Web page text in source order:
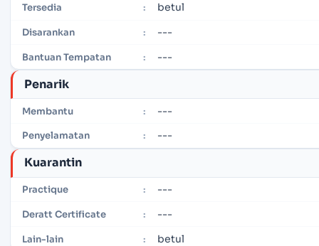
Tersedia : betul
Disarankan : ---
Bantuan Tempatan : ---
Penarik
Membantu : ---
Penyelamatan : ---
Kuarantin
Practique : ---
Deratt Certificate : ---
Lain-lain : betul